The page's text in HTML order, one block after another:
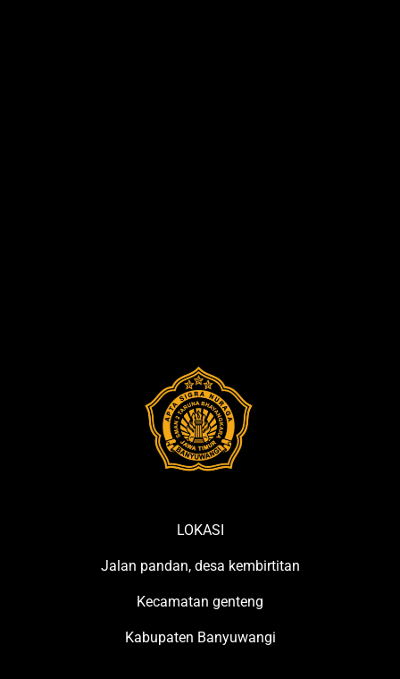
LOKASI
Jalan pandan, desa kembirtitan
Kecamatan genteng
Kabupaten Banyuwangi